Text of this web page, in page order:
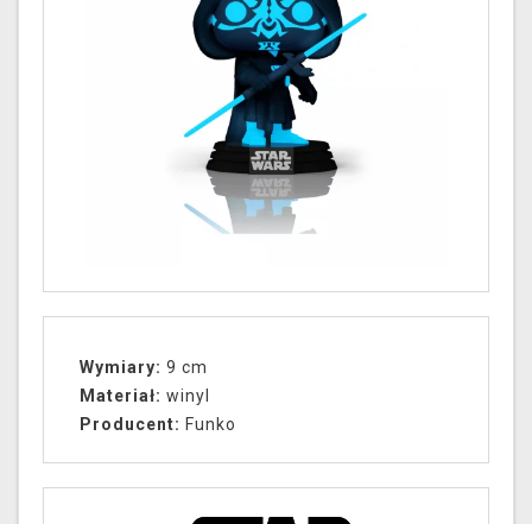
Wymiary: 9 cm
Materiał: winyl
Producent: Funko